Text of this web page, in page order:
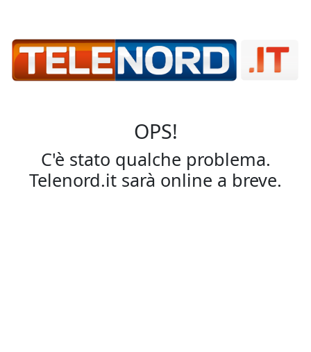
OPS!
C'è stato qualche problema.
Telenord.it sarà online a breve.